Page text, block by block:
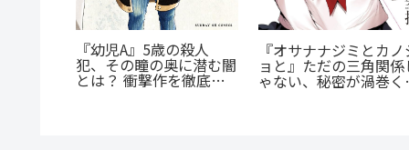
『幼児A』5歳の殺人
犯、その瞳の奥に潜む闇
とは？ 衝撃作を徹底解
『オサナナジミとカ
ョと』ただの三角関係
ゃない、秘密が渦巻く
クシーサスペンスの